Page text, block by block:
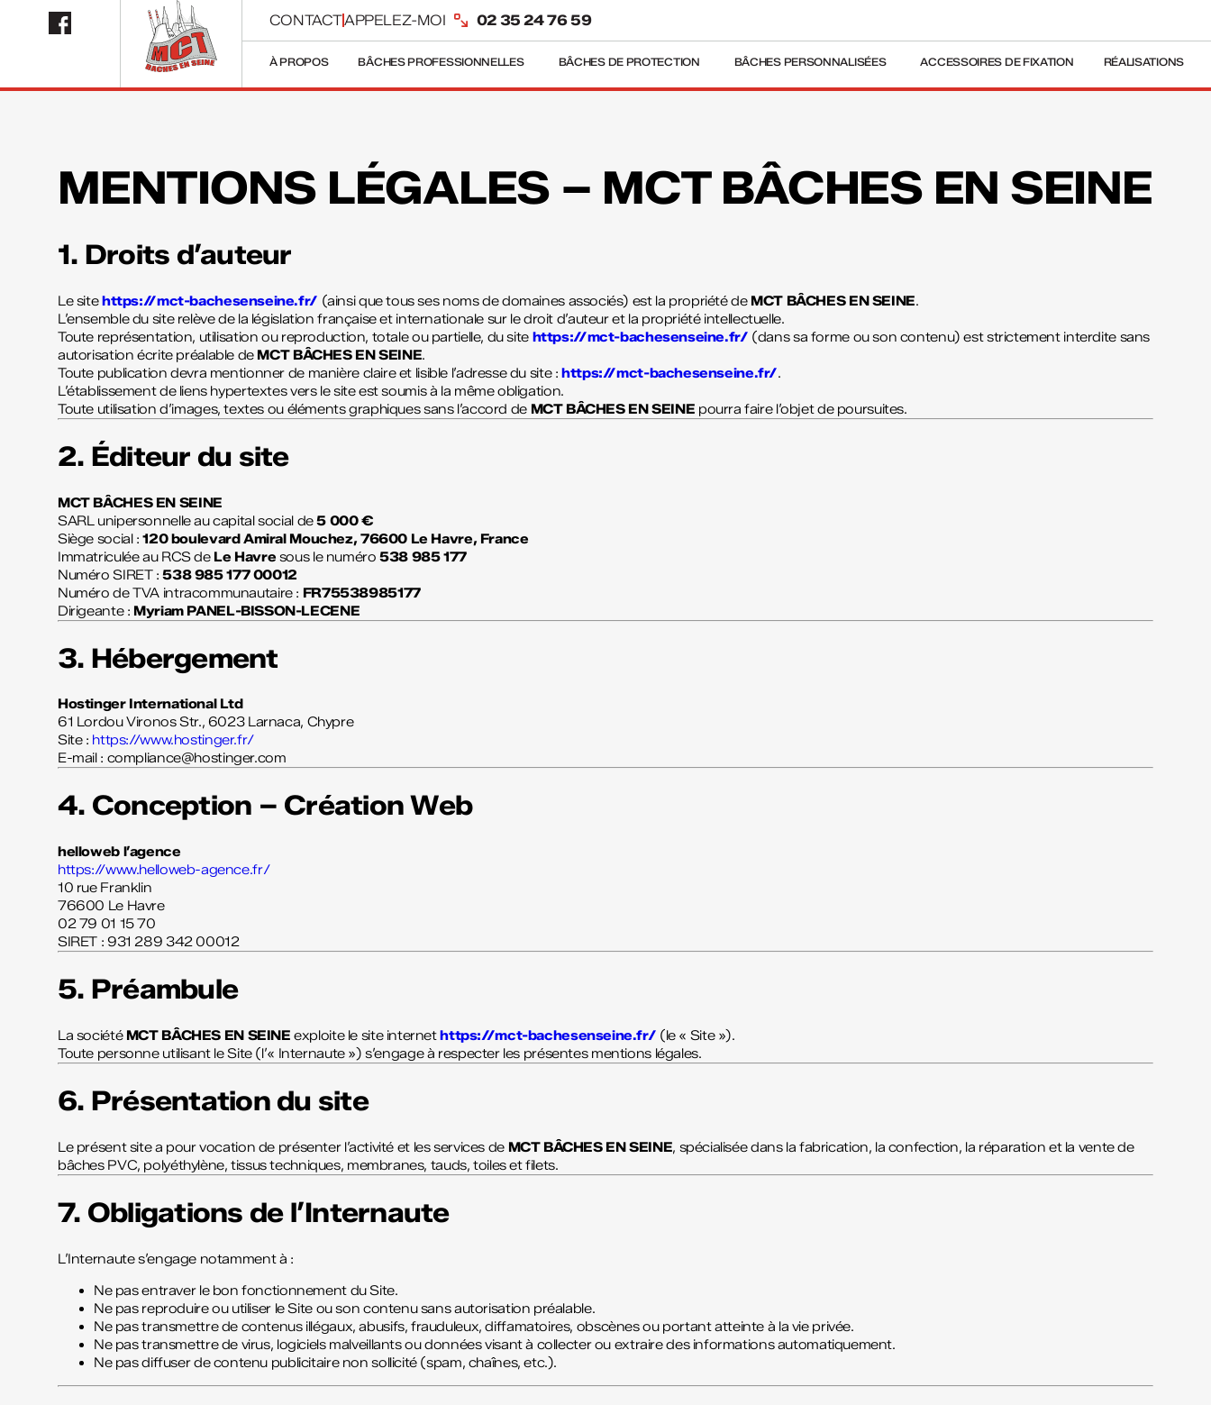
CONTACTAPPELEZ-MOI 02 35 24 76 59
À PROPOS BÂCHES PROFESSIONNELLES BÂCHES DE PROTECTION BÂCHES PERSONNALISÉES ACCESSOIRES DE FIXATION RÉALISATIONS
MENTIONS LÉGALES – MCT BÂCHES EN SEINE
1. Droits d’auteur
Le sitehttps://mct-bachesenseine.fr/ (ainsi que tous ses noms de domaines associés) est la propriété de MCT BÂCHES EN SEINE.
L’ensemble du site relève de la législation française et internationale sur le droit d’auteur et la propriété intellectuelle.
Toute représentation, utilisation ou reproduction, totale ou partielle, du site https://mct-bachesenseine.fr/ (dans sa forme ou son contenu) est strictement interdite sans
autorisation écrite préalable de MCT BÂCHES EN SEINE.
Toute publication devra mentionner de manière claire et lisible l’adresse du site :https://mct-bachesenseine.fr/.
L’établissement de liens hypertextes vers le site est soumis à la même obligation.
Toute utilisation d’images, textes ou éléments graphiques sans l’accord de MCT BÂCHES EN SEINE pourra faire l’objet de poursuites.
2. Éditeur du site
MCT BÂCHES EN SEINE
SARL unipersonnelle au capital social de5 000 €
Siège social :120 boulevard Amiral Mouchez, 76600 Le Havre, France
Immatriculée au RCS de Le Havre sous le numéro538 985 177
Numéro SIRET :538 985 177 00012
Numéro de TVA intracommunautaire : FR75538985177
Dirigeante : Myriam PANEL-BISSON-LECENE
3. Hébergement
Hostinger International Ltd
61 Lordou Vironos Str., 6023 Larnaca, Chypre
Site : https://www.hostinger.fr/
E-mail : compliance@hostinger.com
4. Conception – Création Web
helloweb l’agence
https://www.helloweb-agence.fr/
10 rue Franklin
76600 Le Havre
02 79 01 15 70
SIRET : 931 289 342 00012
5. Préambule
La société MCT BÂCHES EN SEINE exploite le site internethttps://mct-bachesenseine.fr/ (le « Site »).
Toute personne utilisant le Site (l’« Internaute ») s’engage à respecter les présentes mentions légales.
6. Présentation du site
Le présent site a pour vocation de présenter l’activité et les services de MCT BÂCHES EN SEINE, spécialisée dans la fabrication, la confection, la réparation et la vente de
bâches PVC, polyéthylène, tissus techniques, membranes, tauds, toiles et filets.
7. Obligations de l’Internaute
L’Internaute s’engage notamment à :
Ne pas entraver le bon fonctionnement du Site.
Ne pas reproduire ou utiliser le Site ou son contenu sans autorisation préalable.
Ne pas transmettre de contenus illégaux, abusifs, frauduleux, diffamatoires, obscènes ou portant atteinte à la vie privée.
Ne pas transmettre de virus, logiciels malveillants ou données visant à collecter ou extraire des informations automatiquement.
Ne pas diffuser de contenu publicitaire non sollicité (spam, chaînes, etc.).